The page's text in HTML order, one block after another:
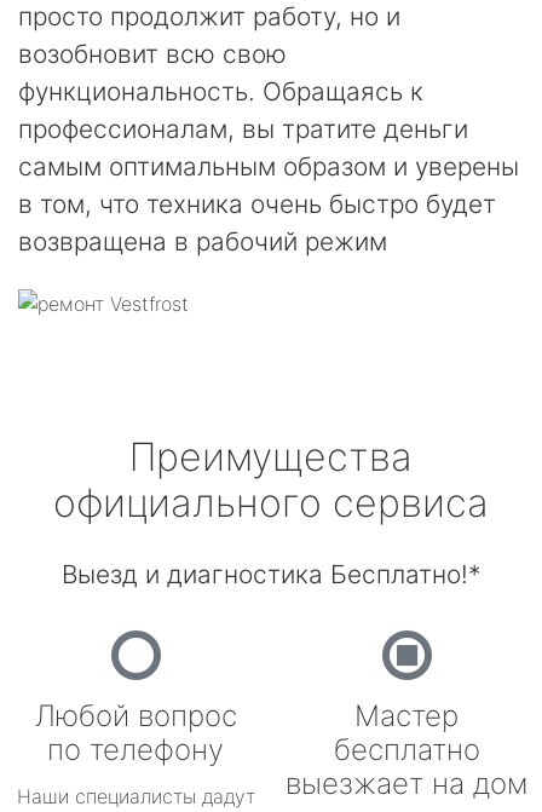
просто продолжит работу, но и
возобновит всю свою
функциональность. Обращаясь к
профессионалам, вы тратите деньги
самым оптимальным образом и уверены
в том, что техника очень быстро будет
возвращена в рабочий режим
Преимущества
официального сервиса
Выезд и диагностика Бесплатно!*
Любой вопрос
по телефону
Наши специалисты дадут
Мастер
бесплатно
выезжает на дом